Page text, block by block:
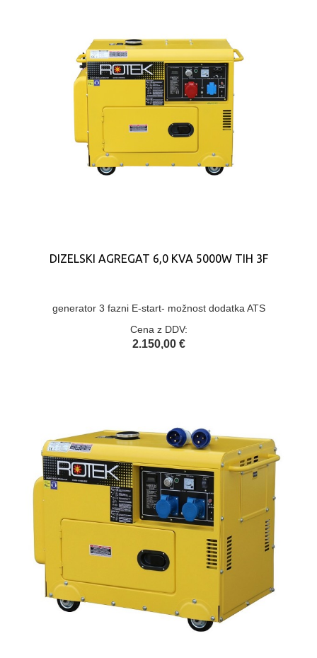
DIZELSKI AGREGAT 6,0 KVA 5000W TIH 3F
generator 3 fazni E-start- možnost dodatka ATS
Cena z DDV:
2.150,00 €